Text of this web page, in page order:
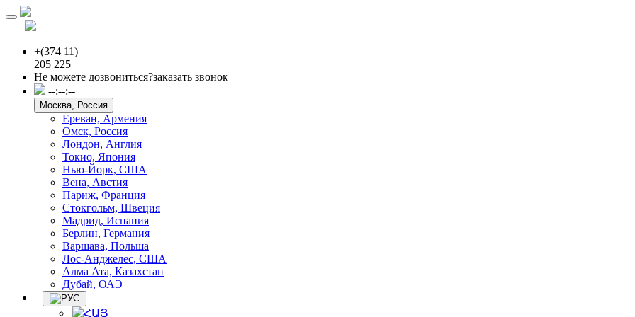
Toggle
navigation
+(374 11)
205 225
Не можете дозвониться?заказать звонок
--:--:--
Москва, Россия
Ереван, Армения
Омск, Россия
Лондон, Англия
Токио, Япония
Нью-Йорк, США
Вена, Австия
Париж, Франция
Стокгольм, Швеция
Мадрид, Испания
Берлин, Германия
Варшава, Польша
Лос-Анджелес, США
Алма Ата, Казахстан
Дубай, ОАЭ